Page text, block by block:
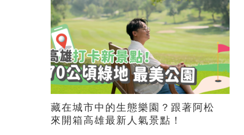
藏在城市中的生態樂園？跟著阿松
來開箱高雄最新人氣景點！